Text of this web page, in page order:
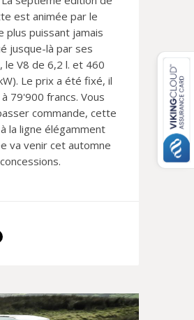
est animée par le
plus puissant jamais
jusque-là par ses
le V8 de 6,2 l. et 460
Le prix a été fixé, il
79'900 francs. Vous
commande, cette
la ligne élégamment
va venir cet automne